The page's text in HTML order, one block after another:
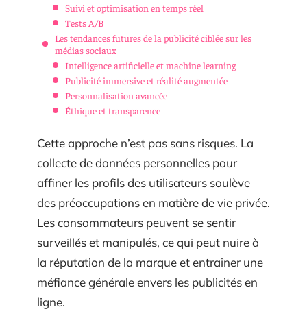
Suivi et optimisation en temps réel
Tests A/B
Les tendances futures de la publicité ciblée sur les
médias sociaux
Intelligence artificielle et machine learning
Publicité immersive et réalité augmentée
Personnalisation avancée
Éthique et transparence
Cette approche n’est pas sans risques. La
collecte de données personnelles pour
affiner les profils des utilisateurs soulève
des préoccupations en matière de vie privée.
Les consommateurs peuvent se sentir
surveillés et manipulés, ce qui peut nuire à
la réputation de la marque et entraîner une
méfiance générale envers les publicités en
ligne.